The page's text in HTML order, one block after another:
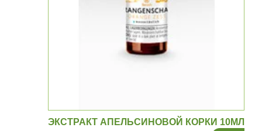
ЭКСТРАКТ АПЕЛЬСИНОВОЙ КОРКИ 10МЛ